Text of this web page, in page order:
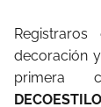
decoración
primera